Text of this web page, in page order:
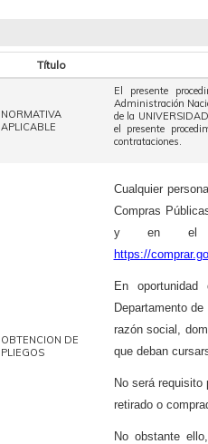
Título
NORMATIVA
APLICABLE
El presente
Administración
de la
el presente
contrataciones.
OBTENCION DE
PLIEGOS
Cualquier
Compras
y en el
https://
En
Departamento
razón social,
que deban
No será
retirado o
No obstante